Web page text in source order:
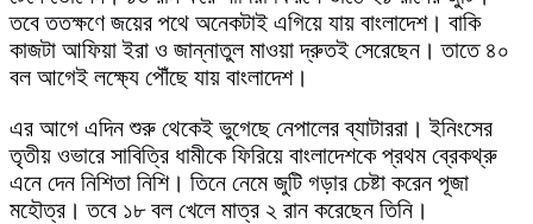
তবে ততক্ষণে জয়ের পথে অনেকটাই এগিয়ে যায় বাংলাদেশ। বাকি
কাজটা আফিয়া ইরা ও জান্নাতুল মাওয়া দ্রুতই সেরেছেন। তাতে ৪০
বল আগেই লক্ষ্যে পৌঁছে যায় বাংলাদেশ।
এর আগে এদিন শুরু থেকেই ভুগেছে নেপালের ব্যাটাররা। ইনিংসের
তৃতীয় ওভারে সাবিত্রি ধামীকে ফিরিয়ে বাংলাদেশকে প্রথম ব্রেকথ্রু
এনে দেন নিশিতা নিশি। তিনে নেমে জুটি গড়ার চেষ্টা করেন পূজা
মহৌত্র। তবে ১৮ বল খেলে মাত্র ২ রান করেছেন তিনি।